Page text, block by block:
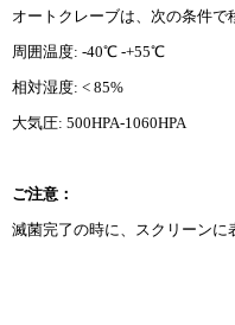
オートクレーブは、次の条件で
周囲温度: -40℃ -+55℃
相対湿度: < 85%
大気圧: 500HPA-1060HPA
ご注意：
滅菌完了の時に、スクリーン